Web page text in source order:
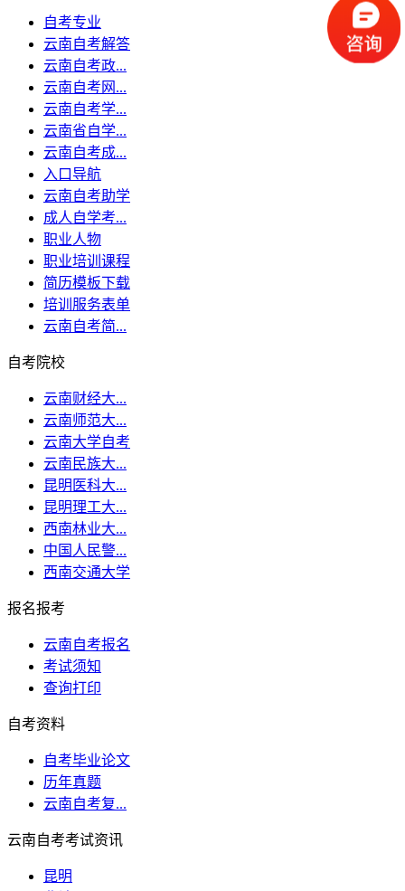
自考专业
云南自考解答
云南自考政...
云南自考网...
云南自考学...
云南省自学...
云南自考成...
入口导航
云南自考助学
成人自学考...
职业人物
职业培训课程
简历模板下载
培训服务表单
云南自考简...
自考院校
云南财经大...
云南师范大...
云南大学自考
云南民族大...
昆明医科大...
昆明理工大...
西南林业大...
中国人民警...
西南交通大学
报名报考
云南自考报名
考试须知
查询打印
自考资料
自考毕业论文
历年真题
云南自考复...
云南自考考试资讯
昆明